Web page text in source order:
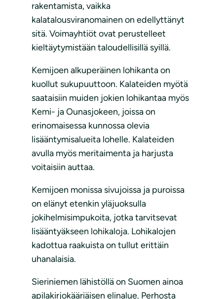
rakentamista, vaikka
kalatalousviranomainen on edellyttänyt
sitä. Voimayhtiöt ovat perustelleet
kieltäytymistään taloudellisillä syillä.
Kemijoen alkuperäinen lohikanta on
kuollut sukupuuttoon. Kalateiden myötä
saataisiin muiden jokien lohikantaa myös
Kemi- ja Ounasjokeen, joissa on
erinomaisessa kunnossa olevia
lisääntymisalueita lohelle. Kalateiden
avulla myös meritaimenta ja harjusta
voitaisiin auttaa.
Kemijoen monissa sivujoissa ja puroissa
on elänyt etenkin yläjuoksulla
jokihelmisimpukoita, jotka tarvitsevat
lisääntyäkseen lohikaloja. Lohikalojen
kadottua raakuista on tullut erittäin
uhanalaisia.
Sieriniemen lähistöllä on Suomen ainoa
apilakirjokääriäisen elinalue. Perhosta